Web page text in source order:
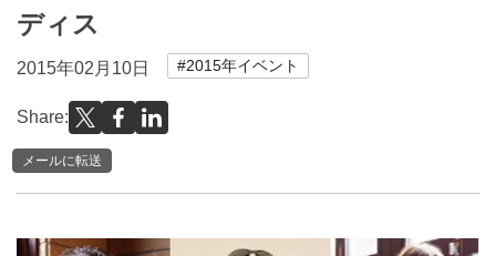
ディス
2015年02月10日 #2015年イベント
Share:
メールに転送